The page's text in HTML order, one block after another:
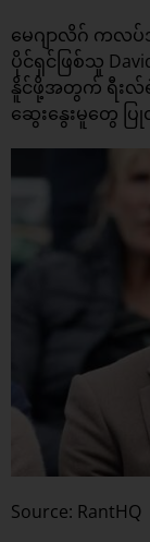
မေဂျာလိဂ် ကလပ်
ပိုင်ရှင်ဖြစ်သူ
နိူင်ဖို့အတွက် ရီးလ်ရဲ
ဆွေးနွေးမူတွေ
Source: RantHQ